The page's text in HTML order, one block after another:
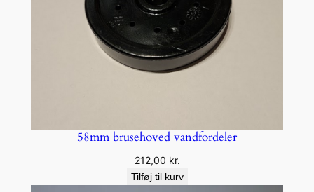
58mm brusehoved vandfordeler
212,00 kr.
Tilføj til kurv